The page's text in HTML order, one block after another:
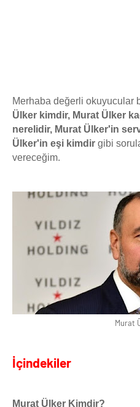
Merhaba değerli okuyucular
Ülker kimdir, Murat Ülker
nerelidir, Murat Ülker'in
Ülker'in eşi kimdir gibi
vereceğim.
Murat
İçindekiler
Murat Ülker Kimdir?